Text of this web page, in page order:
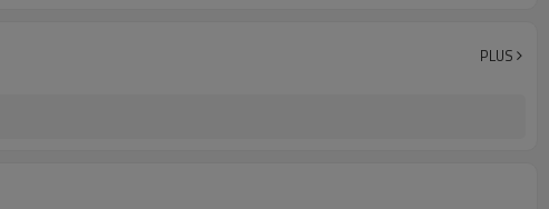
PLUS